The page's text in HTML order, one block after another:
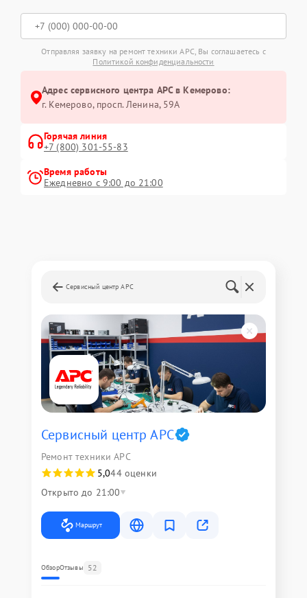
Отправляя заявку на ремонт техники APC, Вы соглашаетесь с
Политикой конфиденциальности
Адрес сервисного центра APC в Кемерово:
г. Кемерово, просп. Ленина, 59А
Горячая линия
+7 (800) 301-55-83
Время работы
Ежедневно с 9:00 до 21:00
Сервисный центр APC
Сервисный центр APC
Ремонт техники APC
5,044 оценки
Открыто до 21:00
Маршрут
ОбзорОтзывы 52